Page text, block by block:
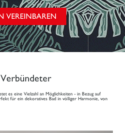
VEREINBAREN
es eine Vielzahl an Möglichkeiten - in Bezug auf
für ein dekoratives Bad in völliger Harmonie, von